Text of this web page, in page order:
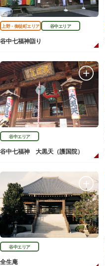
上野・御徒町エリア 谷中エリア
谷中七福神詣り
谷中エリア
谷中七福神 大黒天（護国院）
谷中エリア
全生庵